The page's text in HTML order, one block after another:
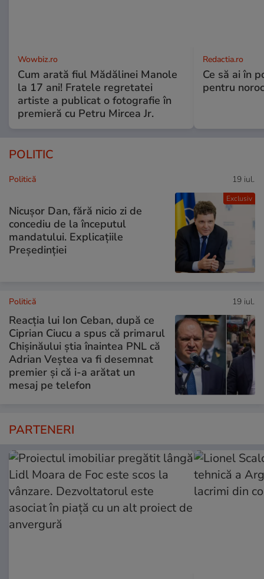
Wowbiz.ro
Cum arată fiul Mădălinei Manole
la 17 ani! Fratele regretatei
artiste a publicat o fotografie în
premieră cu Petru Mircea Jr.
Redactia.ro
Ce să ai în
pentru
POLITIC
Exclusiv
Politică 19 iul.
Nicușor Dan, fără nicio zi de
concediu de la începutul
mandatului. Explicațiile
Președinției
Politică 19 iul.
Reacția lui Ion Ceban, după ce
Ciprian Ciucu a spus că primarul
Chișinăului știa înaintea PNL că
Adrian Veștea va fi desemnat
premier și că i-a arătat un
mesaj pe telefon
PARTENERI